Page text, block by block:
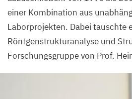
einer Kombination aus
Laborprojekten. Dabei tauschte
Röntgenstrukturanalyse und
Forschungsgruppe von Prof.